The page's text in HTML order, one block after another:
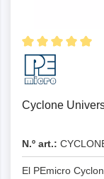
Cyclone
N.º art.:
El PEmicro